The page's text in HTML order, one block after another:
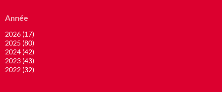
Année
2026 (17)
2025 (80)
2024 (42)
2023 (43)
2022 (32)